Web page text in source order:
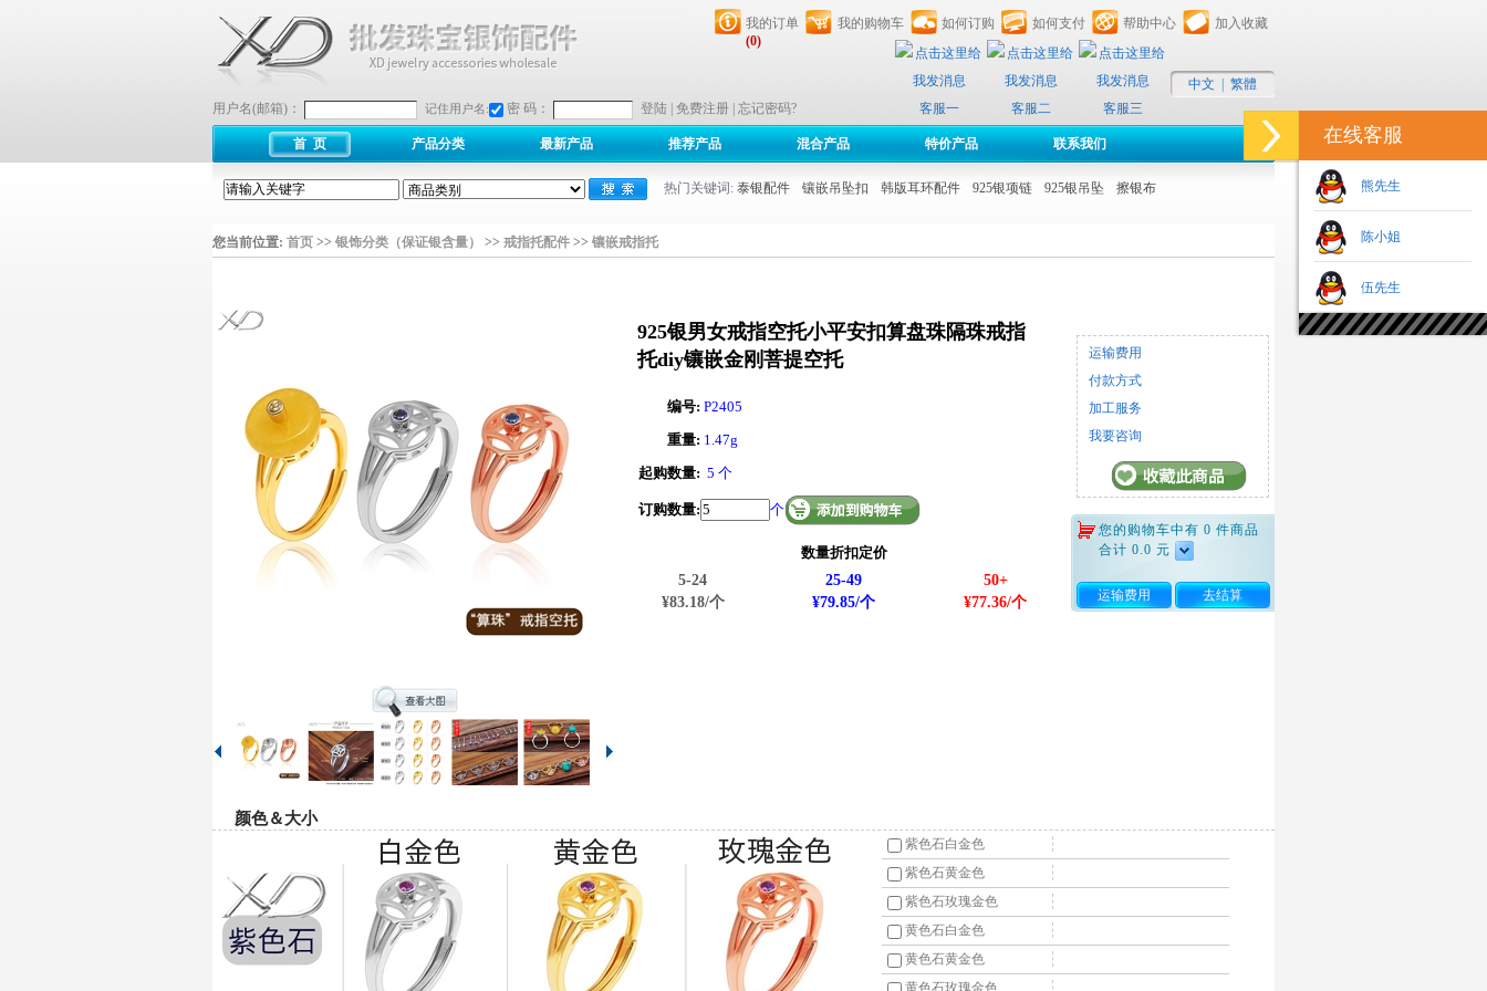
用户名(邮箱)： 记住用户名: 密 码： 登陆 免费注册 忘记密码? 客服一 客服二 客服三
中文 繁體
我的订单
(0)
我的购物车 如何订购 如何支付 帮助中心 加入收藏
首 页 产品分类 最新产品 推荐产品 混合产品 特价产品 联系我们
热门关键词: 泰银配件 镶嵌吊坠扣 韩版耳环配件 925银项链 925银吊坠 擦银布
您当前位置: 首页 >> 银饰分类（保证银含量） >> 戒指托配件 >> 镶嵌戒指托
925银男女戒指空托小平安扣算盘珠隔珠戒指
托diy镶嵌金刚菩提空托
编号: P2405
重量: 1.47g
起购数量: 5 个
订购数量: 个
数量折扣定价
5-24
25-49
50+
¥83.18/个
¥79.85/个 ¥77.36/个
运输费用
付款方式
加工服务
我要咨询
您的购物车中有 0 件商品
合计 0.0 元
运输费用 去结算
颜色＆大小
紫色石白金色
紫色石黄金色
紫色石玫瑰金色
黄色石白金色
黄色石黄金色
黄色石玫瑰金色
在线客服
熊先生
陈小姐
伍先生